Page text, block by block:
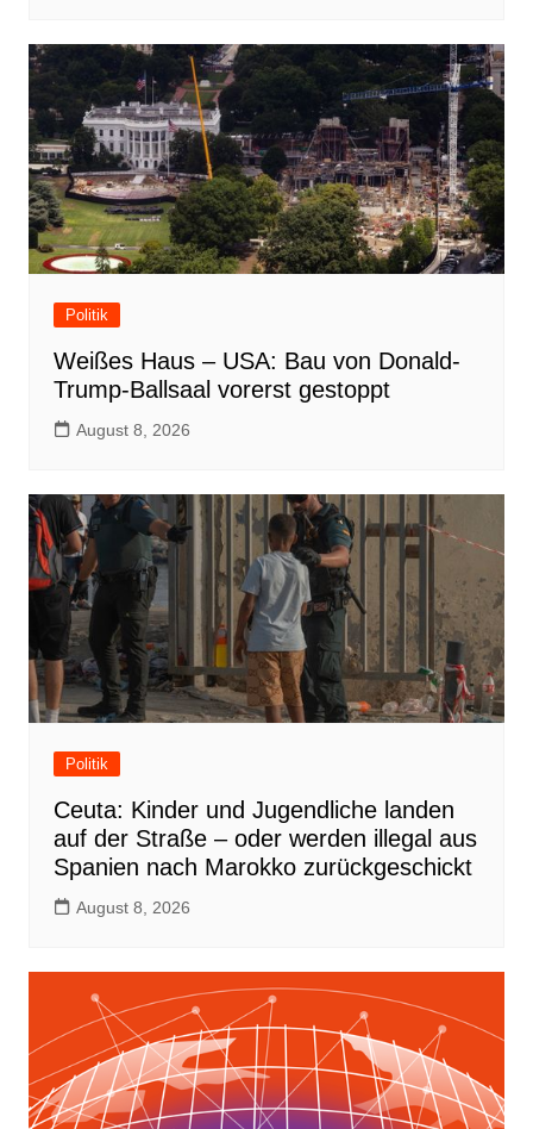
Politik
Weißes Haus – USA: Bau von Donald-
Trump-Ballsaal vorerst gestoppt
August 8, 2026
Politik
Ceuta: Kinder und Jugendliche landen
auf der Straße – oder werden illegal aus
Spanien nach Marokko zurückgeschickt
August 8, 2026